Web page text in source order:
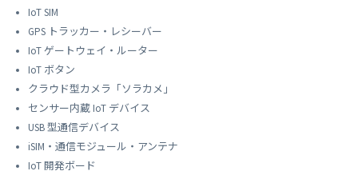
IoT SIM
GPS トラッカー・レシーバー
IoT ゲートウェイ・ルーター
IoT ボタン
クラウド型カメラ「ソラカメ」
センサー内蔵 IoT デバイス
USB 型通信デバイス
iSIM・通信モジュール・アンテナ
IoT 開発ボード